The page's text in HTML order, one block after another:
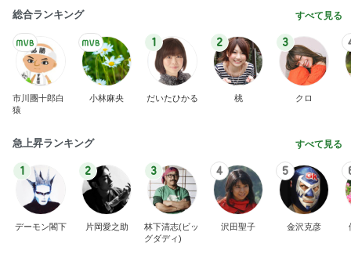
総合ランキング すべて見る
市川團十郎白
猿
小林麻央
1
だいたひかる
2
桃
3
クロ
急上昇ランキング すべて見る
1
デーモン閣下
2
片岡愛之助
3
林下清志(ビッ
グダディ)
4
沢田聖子
5
金沢克彦